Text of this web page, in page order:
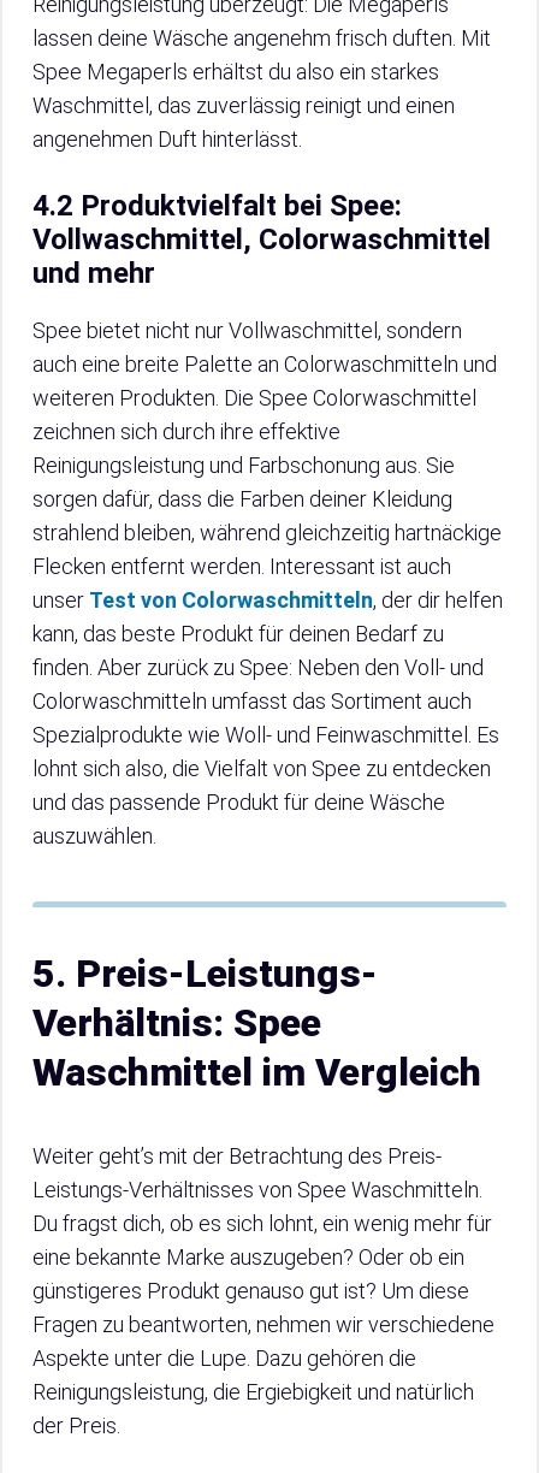
lassen deine Wäsche angenehm frisch duften. Mit
Spee Megaperls erhältst du also ein starkes
Waschmittel, das zuverlässig reinigt und einen
angenehmen Duft hinterlässt.
4.2 Produktvielfalt bei Spee:
Vollwaschmittel, Colorwaschmittel
und mehr
Spee bietet nicht nur Vollwaschmittel, sondern
auch eine breite Palette an Colorwaschmitteln und
weiteren Produkten. Die Spee Colorwaschmittel
zeichnen sich durch ihre effektive
Reinigungsleistung und Farbschonung aus. Sie
sorgen dafür, dass die Farben deiner Kleidung
strahlend bleiben, während gleichzeitig hartnäckige
Flecken entfernt werden. Interessant ist auch
unser Test von Colorwaschmitteln, der dir helfen
kann, das beste Produkt für deinen Bedarf zu
finden. Aber zurück zu Spee: Neben den Voll- und
Colorwaschmitteln umfasst das Sortiment auch
Spezialprodukte wie Woll- und Feinwaschmittel. Es
lohnt sich also, die Vielfalt von Spee zu entdecken
und das passende Produkt für deine Wäsche
auszuwählen.
5. Preis-Leistungs-
Verhältnis: Spee
Waschmittel im Vergleich
Weiter geht’s mit der Betrachtung des Preis-
Leistungs-Verhältnisses von Spee Waschmitteln.
Du fragst dich, ob es sich lohnt, ein wenig mehr für
eine bekannte Marke auszugeben? Oder ob ein
günstigeres Produkt genauso gut ist? Um diese
Fragen zu beantworten, nehmen wir verschiedene
Aspekte unter die Lupe. Dazu gehören die
Reinigungsleistung, die Ergiebigkeit und natürlich
der Preis.